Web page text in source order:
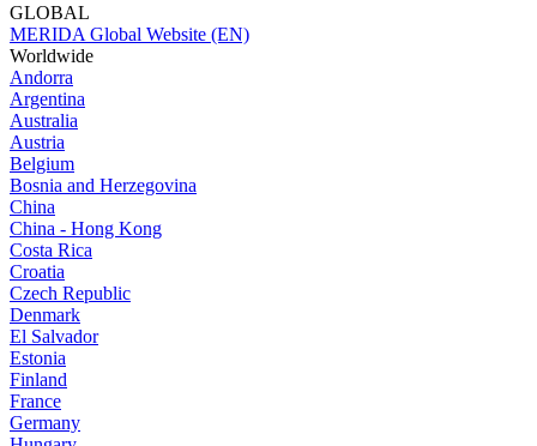
GLOBAL
MERIDA Global Website (EN)
Worldwide
Andorra
Argentina
Australia
Austria
Belgium
Bosnia and Herzegovina
China
China - Hong Kong
Costa Rica
Croatia
Czech Republic
Denmark
El Salvador
Estonia
Finland
France
Germany